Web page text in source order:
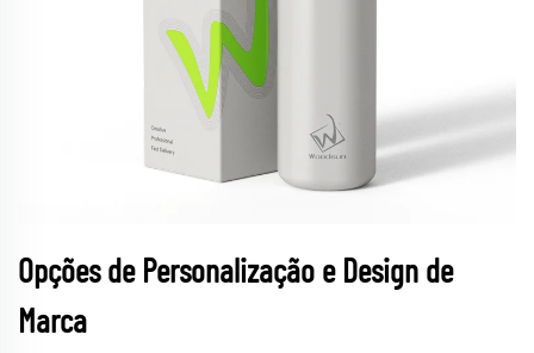
Opções de Personalização e Design de
Marca